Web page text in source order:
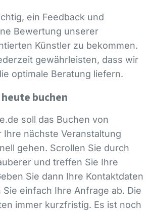
ein Feedback und
Bewertung unserer
Künstler zu bekommen.
gewährleisten, dass wir
optimale Beratung liefern.
buchen
soll das Buchen von
nächste Veranstaltung
gehen. Scrollen Sie durch
und treffen Sie Ihre
Sie dann Ihre Kontaktdaten
einfach Ihre Anfrage ab. Die
immer kurzfristig. Es ist noch